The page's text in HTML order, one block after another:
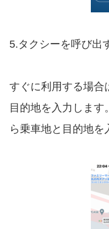
5.タクシーを呼び出
すぐに利用する場合
目的地を入力しま
ら乗車地と目的地を